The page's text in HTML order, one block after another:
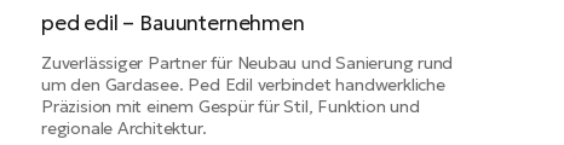
bezogen und sind
Firma Pedercini sehr
für die
Leistung und die stets
ped edil – Bauunternehmen
Zuverlässiger Partner für Neubau und Sanierung rund
um den Gardasee. Ped Edil verbindet handwerkliche
Präzision mit einem Gespür für Stil, Funktion und
regionale Architektur.